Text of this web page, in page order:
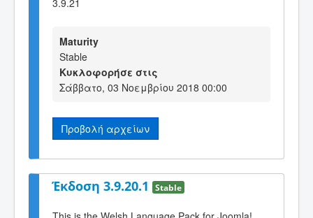
3.9.21
Maturity
Stable
Κυκλοφορήσε στις
Σάββατο, 03 Νοεμβρίου 2018 00:00
Προβολή αρχείων
Έκδοση 3.9.20.1 Stable